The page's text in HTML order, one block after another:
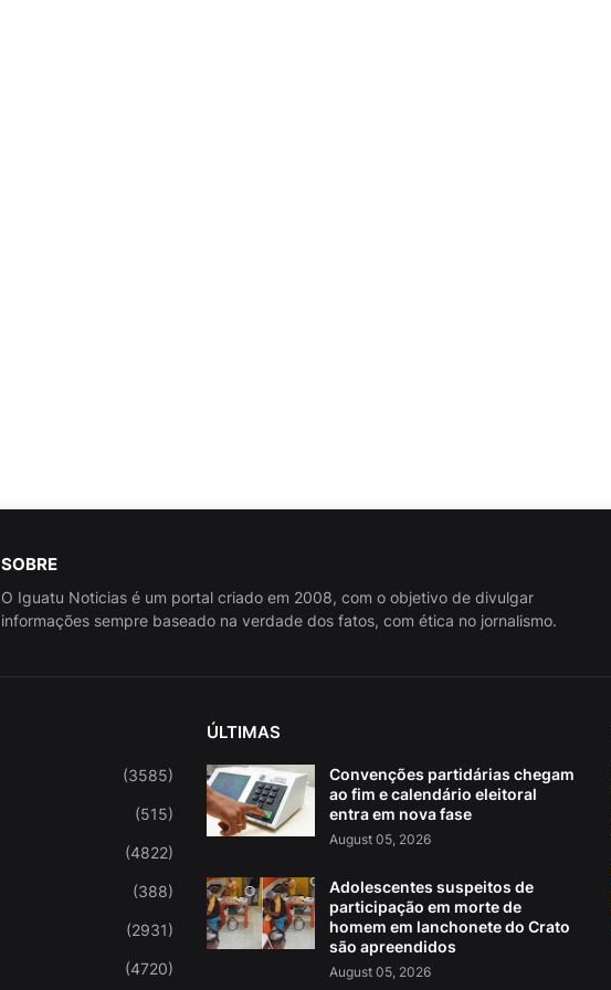
SOBRE
O Iguatu Noticias é um portal criado em 2008, com o objetivo de divulgar
informações sempre baseado na verdade dos fatos, com ética no jornalismo.
(3585)
(515)
(4822)
(388)
(2931)
(4720)
ÚLTIMAS
Convenções partidárias chegam
ao fim e calendário eleitoral
entra em nova fase
August 05, 2026
Adolescentes suspeitos de
participação em morte de
homem em lanchonete do Crato
são apreendidos
August 05, 2026